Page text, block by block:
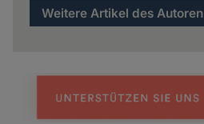
Weitere Artikel des Autoren